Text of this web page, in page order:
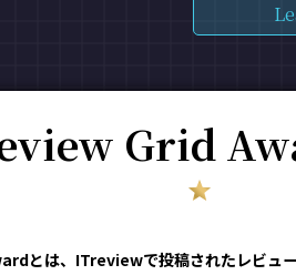
Grid
とは、ITreviewで投稿されたレビュ